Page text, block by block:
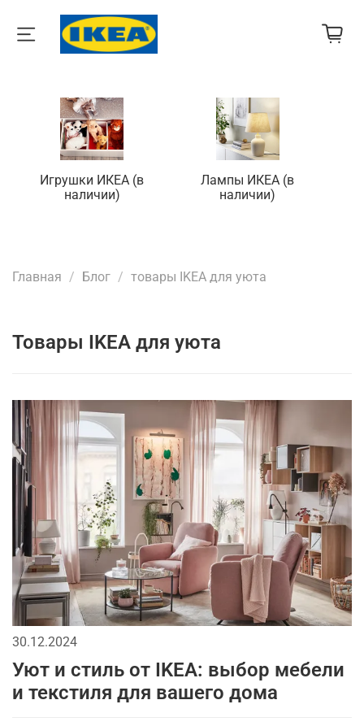
Игрушки ИКЕА (в
наличии)
Лампы ИКЕА (в
наличии)
Главная Блог товары IKEA для уюта
товары IKEA для уюта
30.12.2024
Уют и стиль от IKEA: выбор мебели
и текстиля для вашего дома